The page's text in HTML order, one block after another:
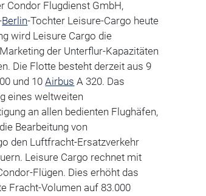
Condor Flugdienst GmbH,
Berlin-Tochter Leisure-Cargo heute
wird Leisure Cargo die
der Unterflur-Kapazitäten
Die Flotte besteht derzeit aus 9
und 10Airbus A 320. Das
eines weltweiten
an allen bedienten Flughäfen,
Bearbeitung von
den Luftfracht-Ersatzverkehr
Leisure Cargo rechnet mit
Flügen. Dies erhöht das
Fracht-Volumen auf 83.000